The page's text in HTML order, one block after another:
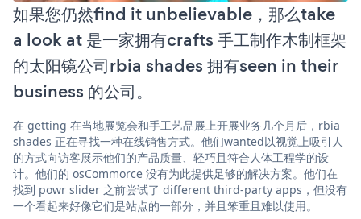
如果您仍然find it unbelievable，那么take
a look at 是一家拥有crafts 手工制作木制框架
的太阳镜公司rbia shades 拥有seen in their
business 的公司。
在 getting 在当地展览会和手工艺品展上开展业务几个月后，rbia
shades 正在寻找一种在线销售方式。他们wanted以视觉上吸引人
的方式向访客展示他们的产品质量、轻巧且符合人体工程学的设
计。他们的 osCommorce 没有为此提供足够的解决方案。他们在
找到 powr slider 之前尝试了 different third-party apps，但没有
一个看起来好像它们是站点的一部分，并且笨重且难以使用。